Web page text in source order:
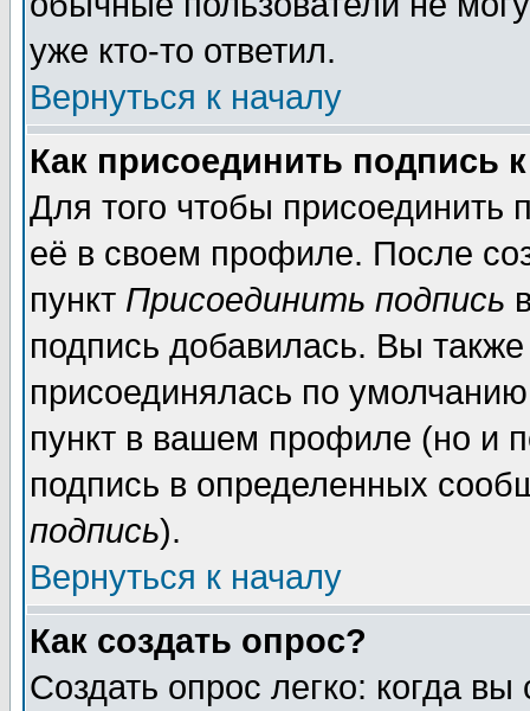
уже кто-то ответил.
Вернуться к началу
Как присоединить подпись
Для того чтобы присоединить
её в своем профиле. После
пункт Присоединить подпись
подпись добавилась. Вы
присоединялась по
пункт в вашем профиле (но и
подпись в определенных
подпись).
Вернуться к началу
Как создать опрос?
Создать опрос легко: когда